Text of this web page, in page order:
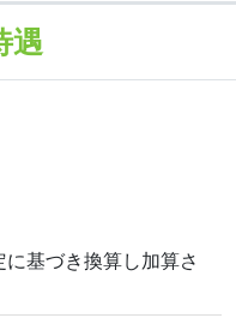
遇
に基づき換算し加算さ